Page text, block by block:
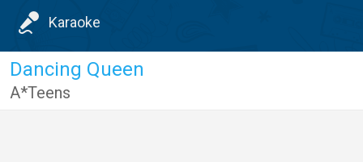
Karaoke
Dancing Queen
A*Teens